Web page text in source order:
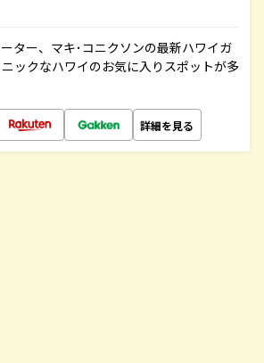
ター、マキ･コニクソンの最新ハワイガ
ックなハワイのお気に入りスポットが多
詳細を見る